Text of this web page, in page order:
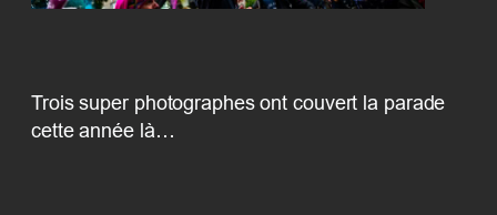
Trois super photographes ont couvert la parade
cette année là…